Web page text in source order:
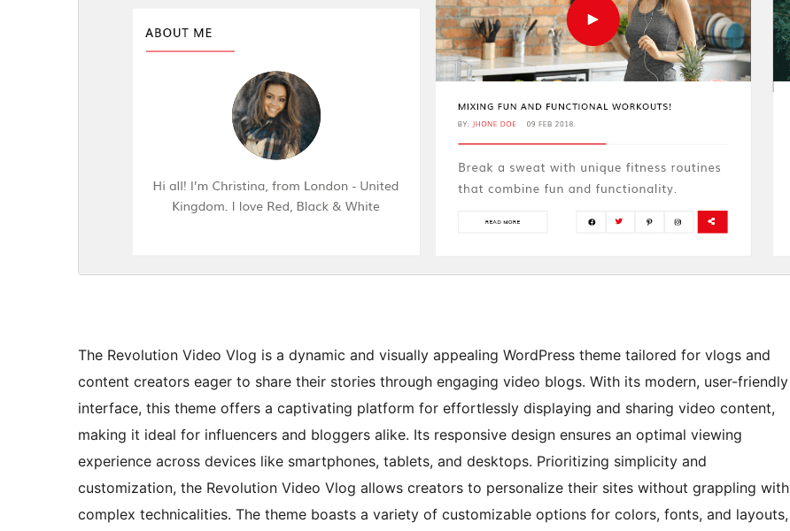
The Revolution Video Vlog is a dynamic and visually appealing WordPress theme tailored for vlogs and
content creators eager to share their stories through engaging video blogs. With its modern, user-friendly
interface, this theme offers a captivating platform for effortlessly displaying and sharing video content,
making it ideal for influencers and bloggers alike. Its responsive design ensures an optimal viewing
experience across devices like smartphones, tablets, and desktops. Prioritizing simplicity and
customization, the Revolution Video Vlog allows creators to personalize their sites without grappling with
complex technicalities. The theme boasts a variety of customizable options for colors, fonts, and layouts,